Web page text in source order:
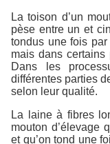
La toison d’un
pèse entre un et
tondus une fois
mais dans
Dans les
différentes parties
selon leur qualité.
La laine à fibres
mouton d’élevage
et qu’on tond une